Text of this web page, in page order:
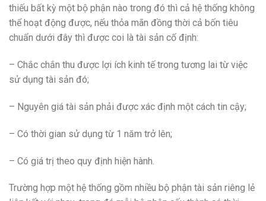
thiếu bất kỳ một bộ phận nào trong đó thì cả hệ thống không
thể hoạt động được, nếu thỏa mãn đồng thời cả bốn tiêu
chuẩn dưới đây thì được coi là tài sản cố định:
– Chắc chắn thu được lợi ích kinh tế trong tương lai từ việc
sử dụng tài sản đó;
– Nguyên giá tài sản phải được xác định một cách tin cậy;
– Có thời gian sử dụng từ 1 năm trở lên;
– Có giá trị theo quy định hiện hành.
Trường hợp một hệ thống gồm nhiều bộ phận tài sản riêng lẻ